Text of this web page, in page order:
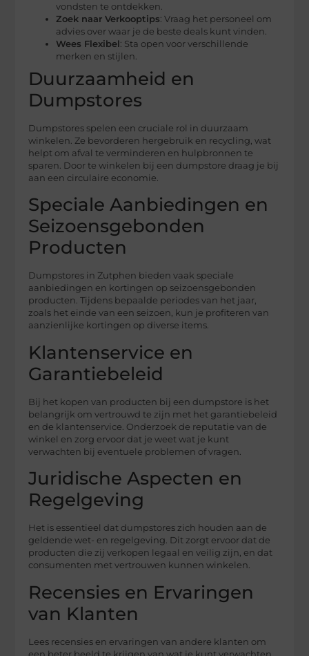
vondsten te ontdekken.
Zoek naar Verkooptips: Vraag het personeel om
advies over waar je de beste deals kunt vinden.
Wees Flexibel : Sta open voor verschillende
merken en stijlen.
Duurzaamheid en
Dumpstores
Dumpstores spelen een cruciale rol in duurzaam
winkelen. Ze bevorderen hergebruik en recycling, wat
helpt om afval te verminderen en hulpbronnen te
sparen. Door te winkelen bij een dumpstore draag je bij
aan een circulaire economie.
Speciale Aanbiedingen en
Seizoensgebonden
Producten
Dumpstores in Zutphen bieden vaak speciale
aanbiedingen en kortingen op seizoensgebonden
producten. Tijdens bepaalde periodes van het jaar,
zoals het einde van een seizoen, kun je profiteren van
aanzienlijke kortingen op diverse items.
Klantenservice en
Garantiebeleid
Bij het kopen van producten bij een dumpstore is het
belangrijk om vertrouwd te zijn met het garantiebeleid
en de klantenservice. Onderzoek de reputatie van de
winkel en zorg ervoor dat je weet wat je kunt
verwachten bij eventuele problemen of vragen.
Juridische Aspecten en
Regelgeving
Het is essentieel dat dumpstores zich houden aan de
geldende wet- en regelgeving. Dit zorgt ervoor dat de
producten die zij verkopen legaal en veilig zijn, en dat
consumenten met vertrouwen kunnen winkelen.
Recensies en Ervaringen
van Klanten
Lees recensies en ervaringen van andere klanten om